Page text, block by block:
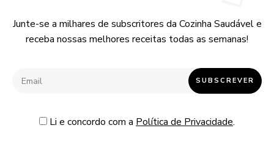
Junte-se a milhares de subscritores da Cozinha Saudável e
receba nossas melhores receitas todas as semanas!
Li e concordo com a Política de Privacidade.